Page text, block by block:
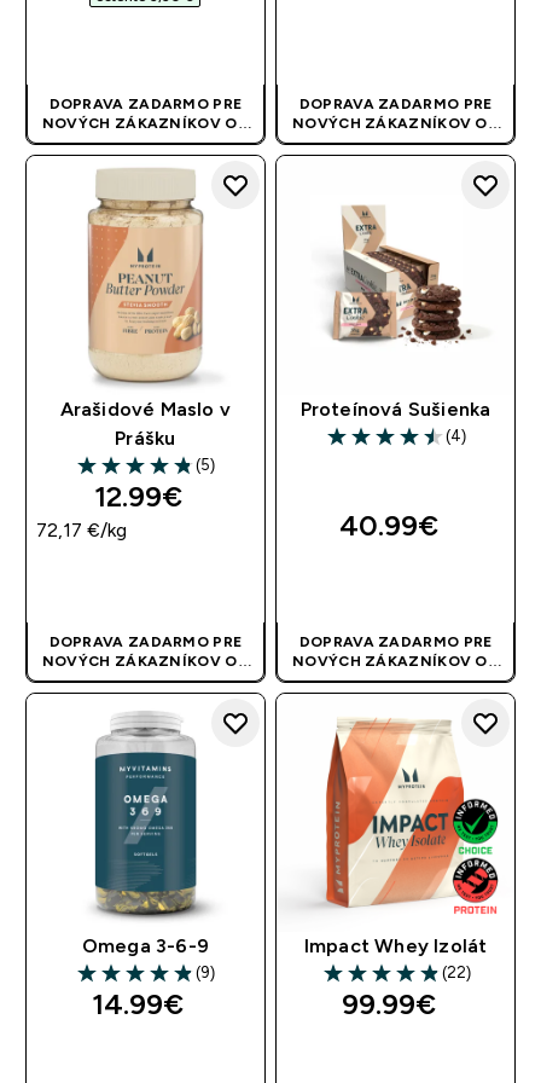
DOPRAVA ZADARMO PRE
NOVÝCH ZÁKAZNÍKOV OD
40 EUR| AKCIA SA APLIKUJE
DOPRAVA ZADARMO PRE
NOVÝCH ZÁKAZNÍKOV OD
40 EUR| AKCIA SA APLIKUJE
Arašidové Maslo v
Prášku
4.8 out of 5 stars
(5)
12.99€‎
72,17 €‎/kg
DOPRAVA ZADARMO PRE
NOVÝCH ZÁKAZNÍKOV OD
40 EUR| AKCIA SA APLIKUJE
AUTOMATICKY
Proteínová Sušienka
4.5 out of 5 stars
(4)
40.99€‎
DOPRAVA ZADARMO PRE
NOVÝCH ZÁKAZNÍKOV OD
40 EUR| AKCIA SA APLIKUJE
AUTOMATICKY
Omega 3-6-9
4.89 out of 5 stars
(9)
14.99€‎
Impact Whey Izolát
4.86 out of 5 stars
(22)
99.99€‎